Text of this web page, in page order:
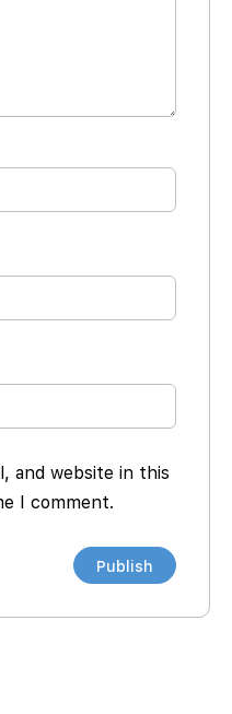
and website in this
I comment.